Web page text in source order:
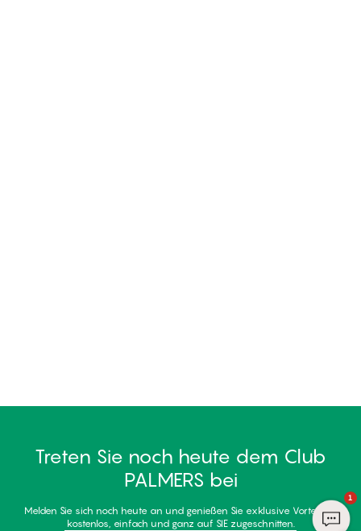
Treten Sie noch heute dem Club
PALMERS bei
Melden Sie sich noch heute an und genießen Sie exklusive Vorteile –
kostenlos, einfach und ganz auf SIE zugeschnitten.
1